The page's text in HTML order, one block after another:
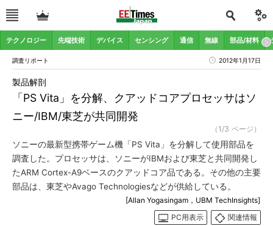
テクノロジー 先端技術 デバイス センシング 通信 無線 部品/材料
調査リポート 2012年1月17日
「PS Vita」を分解、クアッドコアプロセッサはソ
ニー/IBM/東芝が共同開発
製品解剖
（1/3 ページ）
ソニーの最新型携帯ゲーム機「PS Vita」を分解して使用部品を
調査した。プロセッサは、ソニーがIBMおよび東芝と共同開発し
たARM Cortex-A9ベースのクアッドコア品である。その他の主要
部品は、東芝やAvago Technologiesなどが供給している。
[Allan Yogasingam，UBM TechInsights]
PC用表示
関連情報